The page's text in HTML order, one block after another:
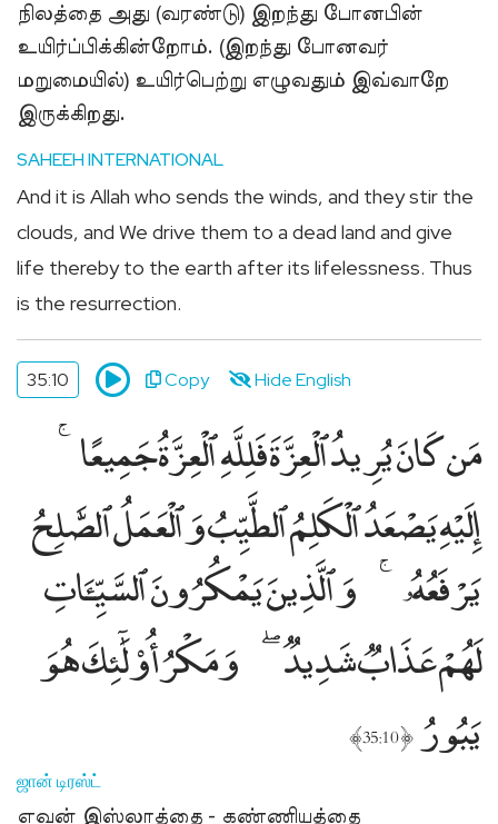
நிலத்தை அது (வரண்டு) இறந்து போனபின்
உயிர்ப்பிக்கின்றோம். (இறந்து போனவர்
மறுமையில்) உயிர்பெற்று எழுவதும் இவ்வாறே
இருக்கிறது.
SAHEEH INTERNATIONAL
And it is Allah who sends the winds, and they stir the
clouds, and We drive them to a dead land and give
life thereby to the earth after its lifelessness. Thus
is the resurrection.
35:10 Copy Hide English
مَن كَانَ يُرِيدُ ٱلْعِزَّةَ فَلِلَّهِ ٱلْعِزَّةُ جَمِيعًا
إِلَيْهِ يَصْعَدُ ٱلْكَلِمُ ٱلطَّيِّبُ وَٱلْعَمَلُ ٱلصَّٰلِحُ
يَرْفَعُهُۥ وَٱلَّذِينَ يَمْكُرُونَ ٱلسَّيِّـَٔاتِ
لَهُمْ عَذَابٌۭ شَدِيدٌۭ وَمَكْرُ أُو۟لَٰٓئِكَ هُوَ
يَبُورُ﴿35:10﴾
ஜான் டிரஸ்ட்
எவன் இஸ்லாத்தை - கண்ணியத்தை